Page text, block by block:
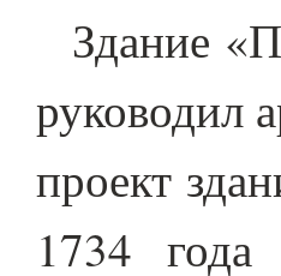
Здание
руководил
проект
1734 года